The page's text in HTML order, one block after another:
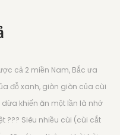
cả 2 miền Nam, Bắc ưa
đỗ xanh, giòn giòn của cùi
khiến ăn một lần là nhớ
??? Siêu nhiều cùi (cùi cắt